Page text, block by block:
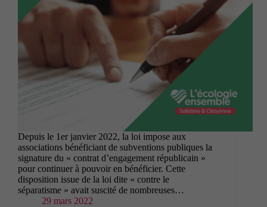
Depuis le 1er janvier 2022, la loi impose aux
associations bénéficiant de subventions publiques la
signature du « contrat d’engagement républicain »
pour continuer à pouvoir en bénéficier. Cette
disposition issue de la loi dite « contre le
séparatisme » avait suscité de nombreuses…
29 mars 2022